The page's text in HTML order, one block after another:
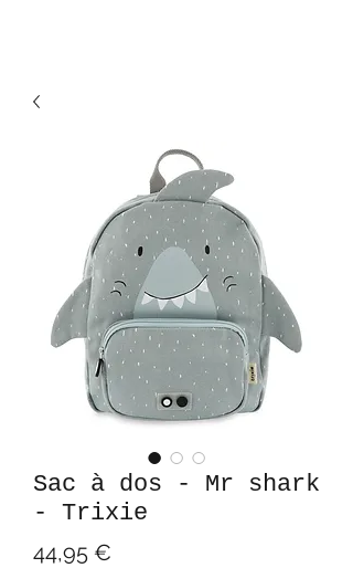
Sac à dos - Mr shark
- Trixie
44,95 €